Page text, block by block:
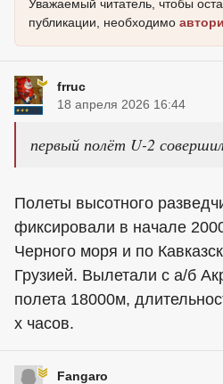
Уважаемый читатель, чтобы
публикации, необходимо
frruc
18 апреля 2026 16:44
первый полёт U-2
Полеты высотного
фиксировали в начале
Черного моря и по
Грузией. Вылетали с а/б
полета 18000м,
х часов.
Fangaro